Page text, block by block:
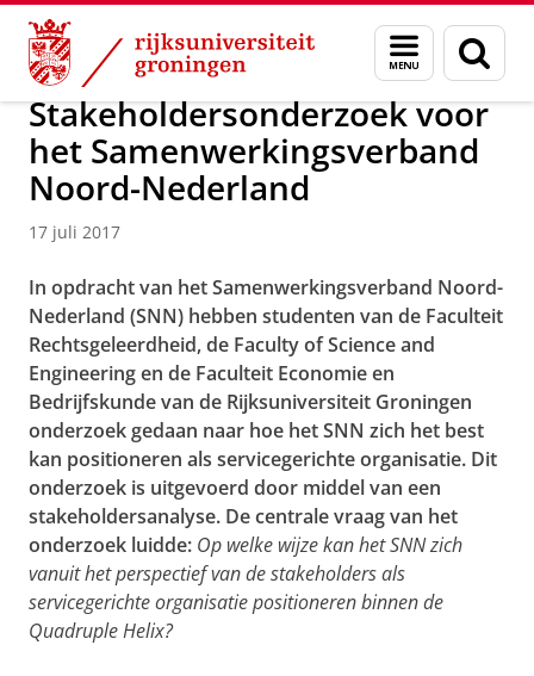
Skip
Content
Skip
Navigation
Menu
en
zoeken
Over ons Faculty of Science and Engineering Nieuws
Stakeholdersonderzoek voor
het Samenwerkingsverband
Noord-Nederland
17 juli 2017
In opdracht van het Samenwerkingsverband Noord-
Nederland (SNN) hebben studenten van de Faculteit
Rechtsgeleerdheid, de Faculty of Science and
Engineering en de Faculteit Economie en
Bedrijfskunde van de Rijksuniversiteit Groningen
onderzoek gedaan naar hoe het SNN zich het best
kan positioneren als servicegerichte organisatie. Dit
onderzoek is uitgevoerd door middel van een
stakeholdersanalyse. De centrale vraag van het
onderzoek luidde: Op welke wijze kan het SNN zich
vanuit het perspectief van de stakeholders als
servicegerichte organisatie positioneren binnen de
Quadruple Helix?